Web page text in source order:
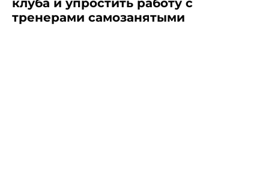
клуба и упростить работу с
тренерами самозанятыми
Nopaper и решает задачи
бизнеса